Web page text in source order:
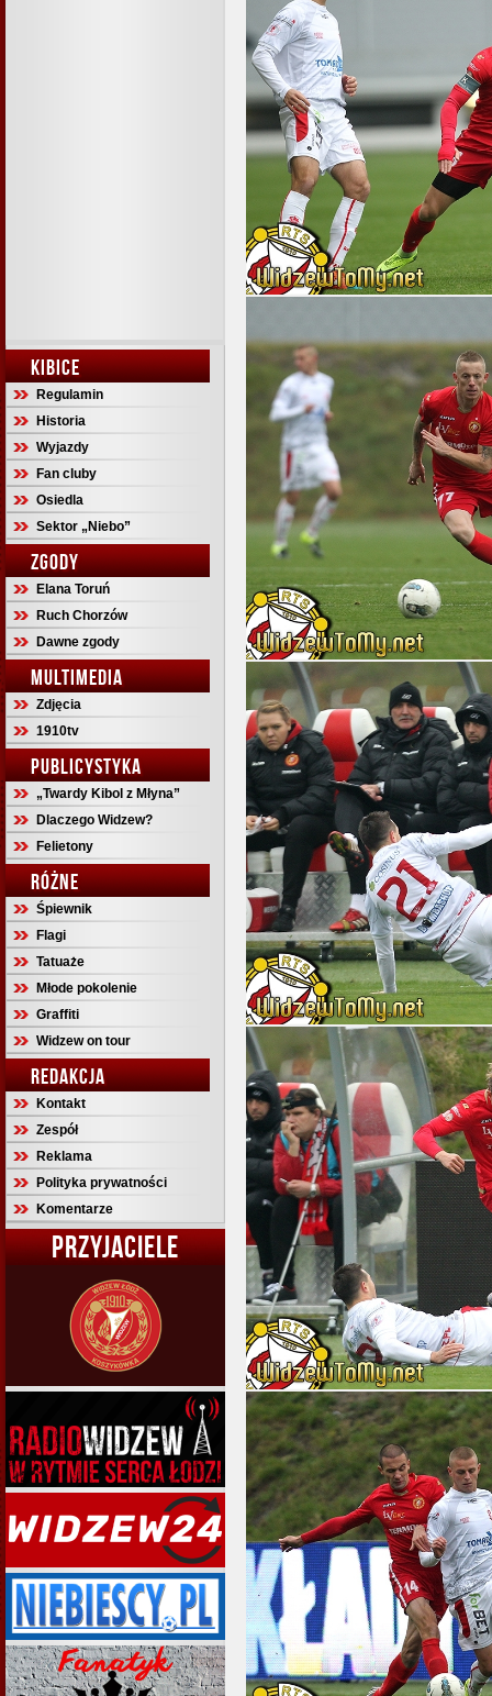
KIBICE
Regulamin
Historia
Wyjazdy
Fan cluby
Osiedla
Sektor „Niebo”
ZGODY
Elana Toruń
Ruch Chorzów
Dawne zgody
MULTIMEDIA
Zdjęcia
1910tv
PUBLICYSTYKA
„Twardy Kibol z Młyna”
Dlaczego Widzew?
Felietony
RÓŻNE
Śpiewnik
Flagi
Tatuaże
Młode pokolenie
Graffiti
Widzew on tour
REDAKCJA
Kontakt
Zespół
Reklama
Polityka prywatności
Komentarze
PRZYJACIELE